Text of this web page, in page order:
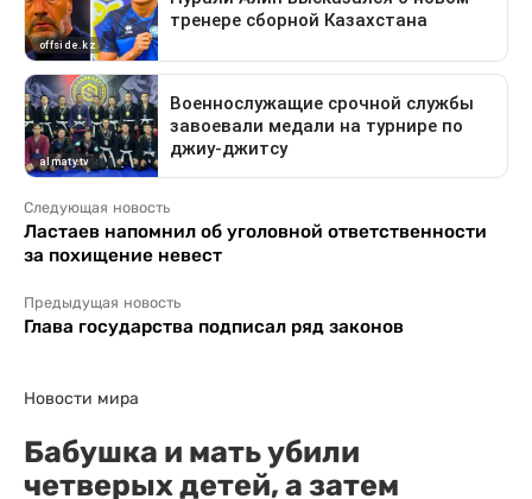
Следующая новость
Ластаев напомнил об уголовной ответственности
за похищение невест
Предыдущая новость
Глава государства подписал ряд законов
Новости мира
Бабушка и мать убили
четверых детей, а затем